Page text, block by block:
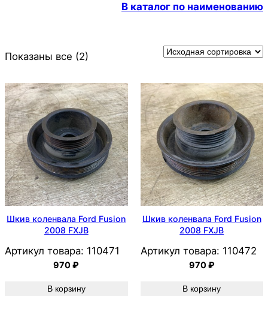
В каталог по наименованию
Показаны все (2)
Шкив коленвала Ford Fusion
2008 FXJB
Артикул товара: 110471
970₽
В корзину
Шкив коленвала Ford Fusion
2008 FXJB
Артикул товара: 110472
970₽
В корзину